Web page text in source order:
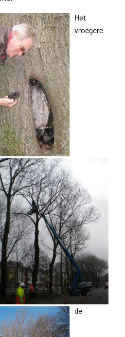
Het
vroegere
de